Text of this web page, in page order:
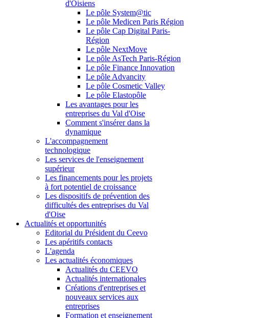
d'Oisiens
Le pôle System@tic
Le pôle Medicen Paris Région
Le pôle Cap Digital Paris-
Région
Le pôle NextMove
Le pôle AsTech Paris-Région
Le pôle Finance Innovation
Le pôle Advancity
Le pôle Cosmetic Valley
Le pôle Elastopôle
Les avantages pour les
entreprises du Val d'Oise
Comment s'insérer dans la
dynamique
L'accompagnement
technologique
Les services de l'enseignement
supérieur
Les financements pour les projets
à fort potentiel de croissance
Les dispositifs de prévention des
difficultés des entreprises du Val
d'Oise
Actualités et opportunités
Editorial du Président du Ceevo
Les apéritifs contacts
L'agenda
Les actualités économiques
Actualités du CEEVO
Actualités internationales
Créations d'entreprises et
nouveaux services aux
entreprises
Formation et enseignement